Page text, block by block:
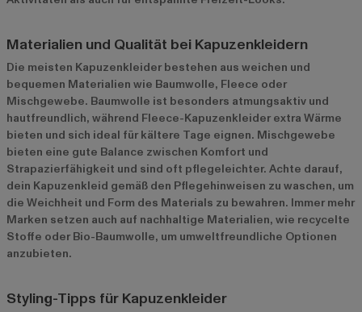
Materialien und Qualität bei Kapuzenkleidern
Die meisten Kapuzenkleider bestehen aus weichen und
bequemen Materialien wie Baumwolle, Fleece oder
Mischgewebe. Baumwolle ist besonders atmungsaktiv und
hautfreundlich, während Fleece-Kapuzenkleider extra Wärme
bieten und sich ideal für kältere Tage eignen. Mischgewebe
bieten eine gute Balance zwischen Komfort und
Strapazierfähigkeit und sind oft pflegeleichter. Achte darauf,
dein Kapuzenkleid gemäß den Pflegehinweisen zu waschen, um
die Weichheit und Form des Materials zu bewahren. Immer mehr
Marken setzen auch auf nachhaltige Materialien, wie recycelte
Stoffe oder Bio-Baumwolle, um umweltfreundliche Optionen
anzubieten.
Styling-Tipps für Kapuzenkleider